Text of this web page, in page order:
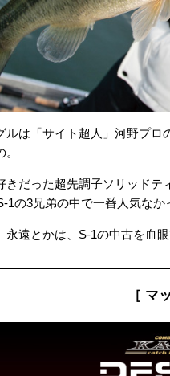
ルは「サイト超人」河野プ
きだった超先調子ソリッド
1の3兄弟の中で一番人気なか
永遠とかは、S-1の中古を血
［ マ